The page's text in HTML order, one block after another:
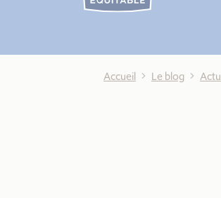
Accueil Le blog Actu